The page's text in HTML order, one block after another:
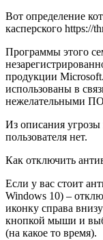
Вот определение
касперского https://
Программы этого
продукции
использованы в
нежелательными
Из описания
пользователя нет.
Как отключить
Если у вас стоит
Windows 10) –
иконку справа
кнопкой мыши и
(на какое то время).